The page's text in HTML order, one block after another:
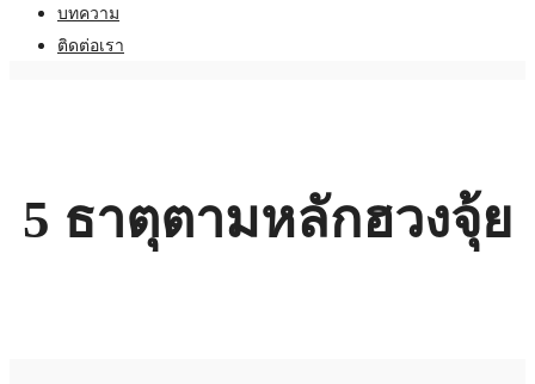
บทความ
ติดต่อเรา
5 ธาตุตามหลักฮวงจุ้ย